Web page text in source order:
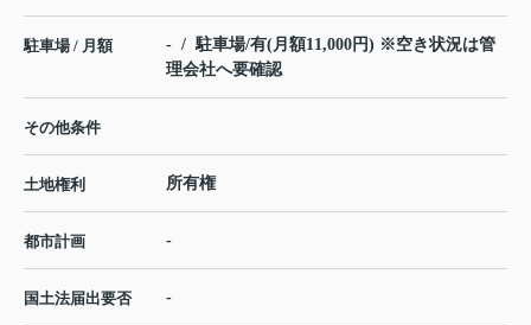
駐車場 / 月額
- / 駐車場/有(月額11,000円) ※空き状況は管
理会社へ要確認
その他条件
土地権利 所有権
都市計画 -
国土法届出要否 -